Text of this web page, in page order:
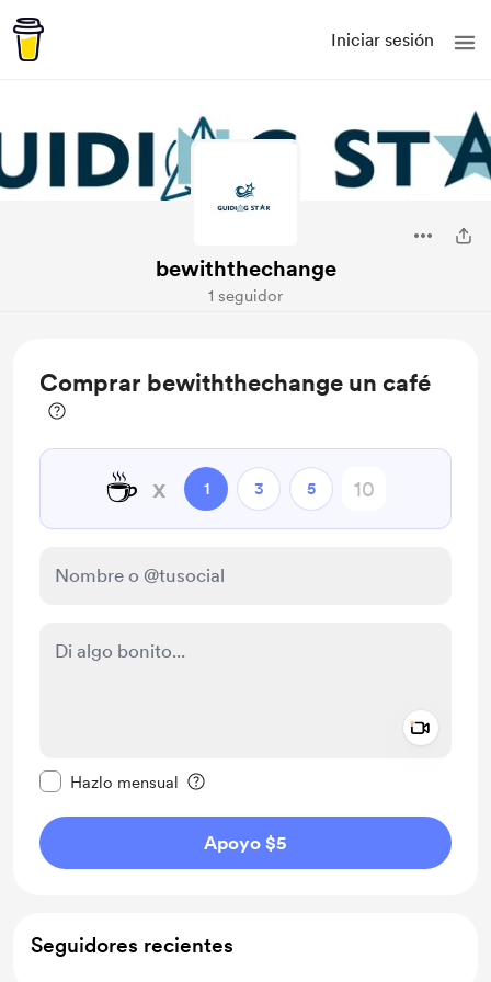
Iniciar sesión
bewiththechange
1 seguidor
Comprar bewiththechange un café
☕ x 1 3 5
Hazlo mensual
Apoyo $5
Seguidores recientes